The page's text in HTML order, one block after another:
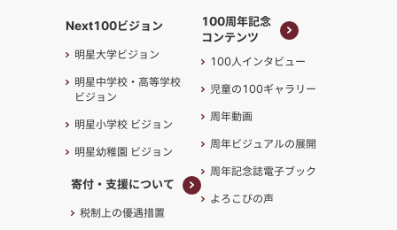
100周年記念
コンテンツ
コンテンツ
100人インタビュー
児童の100ギャラリー
周年動画
周年ビジュアルの展開
周年記念誌電子ブック
よろこびの声
Next100ビジョン
明星大学ビジョン
明星中学校・高等学校
ビジョン
明星小学校 ビジョン
明星幼稚園 ビジョン
寄付・支援について
税制上の優遇措置